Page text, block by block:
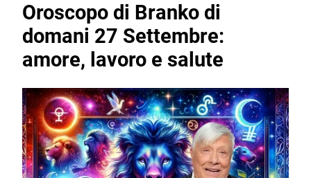
Oroscopo di Branko di
domani 27 Settembre:
amore, lavoro e salute